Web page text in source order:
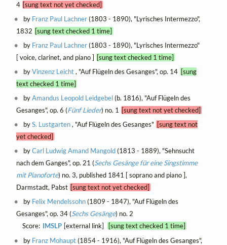
4 [sung text not yet checked]
by Franz Paul Lachner(1803 - 1890), "Lyrisches Intermezzo",
1832 [sung text checked 1 time]
by Franz Paul Lachner(1803 - 1890), "Lyrisches Intermezzo"
[ voice, clarinet, and piano ] [sung text checked 1 time]
byVinzenz Leicht, "Auf Flügeln des Gesanges", op. 14 [sung
text checked 1 time]
byAmandus Leopold Leidgebel(b. 1816), "Auf Flügeln des
Gesanges", op. 6 (Fünf Lieder) no. 1 [sung text not yet checked]
byS. Lustgarten, "Auf Flügeln des Gesanges" [sung text not
yet checked]
byCarl Ludwig Amand Mangold(1813 - 1889), "Sehnsucht
nach dem Ganges", op. 21 (Sechs Gesänge für eine Singstimme
mit Pianoforte) no. 3, published 1841 [ soprano and piano ],
Darmstadt, Pabst [sung text not yet checked]
by Felix Mendelssohn(1809 - 1847), "Auf Flügeln des
Gesanges", op. 34 (Sechs Gesänge) no. 2
Score: IMSLP [external link]
[sung text checked 1 time]
by Franz Mohaupt(1854 - 1916), "Auf Flügeln des Gesanges",